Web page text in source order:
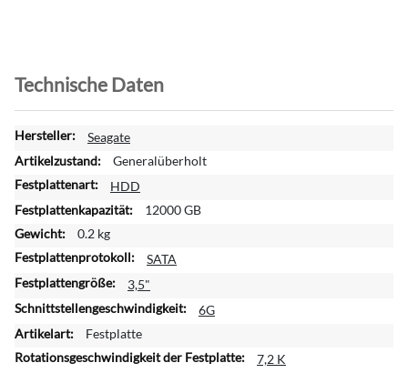
Technische Daten
W
e
t
e
r
e
n
f
o
m
Seagate
Generalüberholt
HDD
12000 GB
0.2 kg
SATA
3,5"
6G
Festplatte
7,2 K